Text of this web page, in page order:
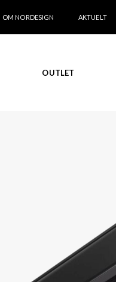
OM NORDESIGN AKTUELT
OUTLET